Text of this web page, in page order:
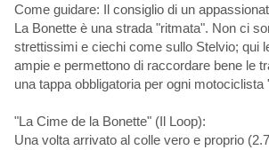
Come guidare: Il consiglio di un
La Bonette è una strada "ritmata". Non ci
strettissimi e ciechi come sullo Stelvio; qui
ampie e permettono di raccordare bene le
una tappa obbligatoria per ogni motociclista
"La Cime de la Bonette" (Il Loop):
Una volta arrivato al colle vero e proprio